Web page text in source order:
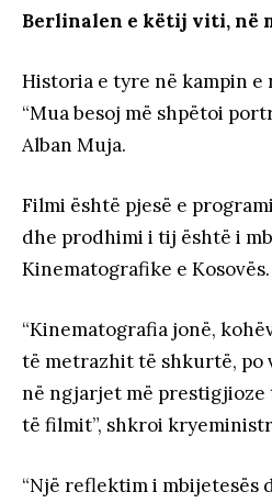
Berlinalen e këtij viti, në
Historia e tyre në kampin
“Mua besoj më shpëtoi
Alban Muja.
Filmi është pjesë e
dhe prodhimi i tij është i
Kinematografike e Kosovës.
“Kinematografia jonë,
të metrazhit të shkurtë, po
në ngjarjet më
të filmit”, shkroi
“Një reflektim i mbijetesës